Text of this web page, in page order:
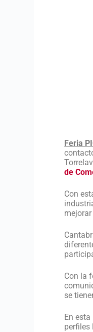
Feria
de
Con
Con la
se
En
perfiles